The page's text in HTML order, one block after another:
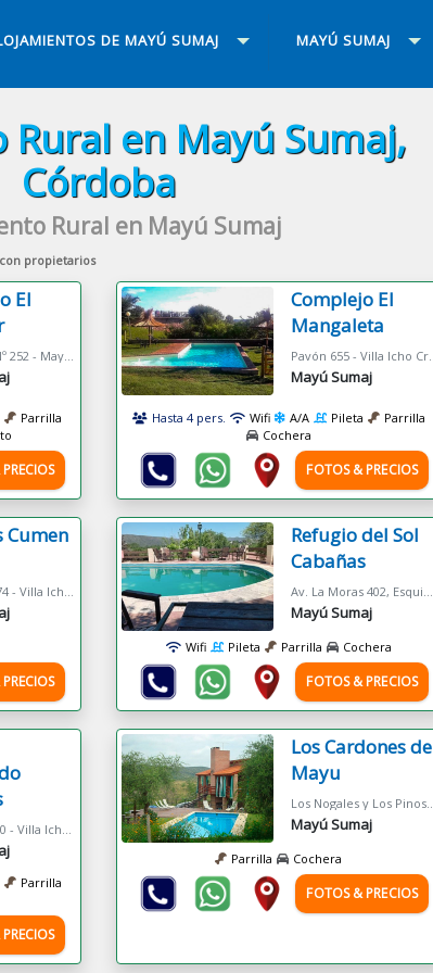
DE MAYÚ SUMAJ MAYÚ SUMAJ
en Mayú Sumaj,
Córdoba
Rural en Mayú Sumaj
propietarios
El
Los Ceibos Nº 252 - Mayu Sumaj
Parrilla
Complejo El
Mangaleta
Mayú Sumaj
Hasta 4 pers. Wifi A/A Pileta
Parrilla
Cochera
FOTOS & PRECIOS
Cumen
Refugio del Sol
Cabañas
Mayú Sumaj
Wifi Pileta Parrilla Cochera
FOTOS & PRECIOS
Parrilla
Los Cardones de
Mayu
Mayú Sumaj
Parrilla Cochera
FOTOS & PRECIOS